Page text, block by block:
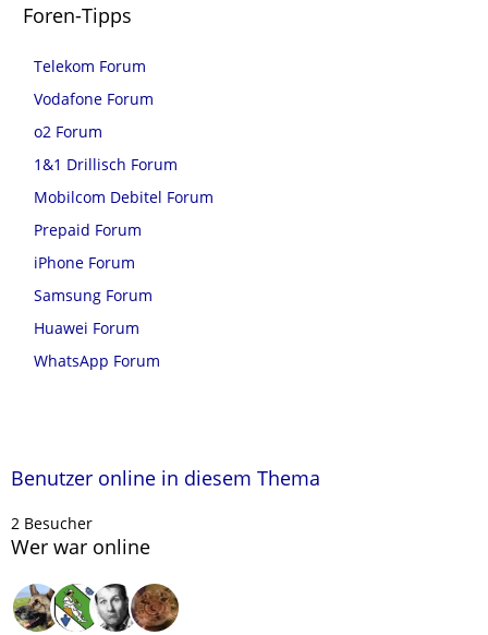
Foren-Tipps
Telekom Forum
Vodafone Forum
o2 Forum
1&1 Drillisch Forum
Mobilcom Debitel Forum
Prepaid Forum
iPhone Forum
Samsung Forum
Huawei Forum
WhatsApp Forum
Benutzer online in diesem Thema
2 Besucher
Wer war online